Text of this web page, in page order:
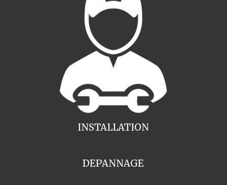
INSTALLATION
DEPANNAGE